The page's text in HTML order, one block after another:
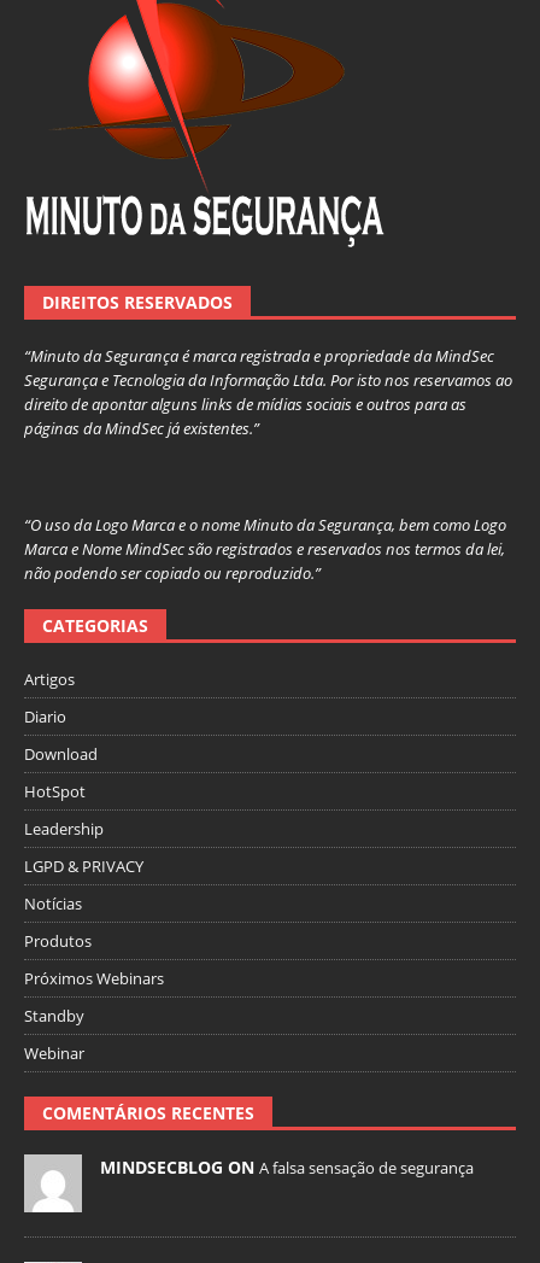
DIREITOS RESERVADOS
“Minuto da Segurança é marca registrada e propriedade da MindSec
Segurança e Tecnologia da Informação Ltda. Por isto nos reservamos ao
direito de apontar alguns links de mídias sociais e outros para as
páginas da MindSec já existentes.”
“O uso da Logo Marca e o nome Minuto da Segurança, bem como Logo
Marca e Nome MindSec são registrados e reservados nos termos da lei,
não podendo ser copiado ou reproduzido.”
CATEGORIAS
Artigos
Diario
Download
HotSpot
Leadership
LGPD & PRIVACY
Notícias
Produtos
Próximos Webinars
Standby
Webinar
COMENTÁRIOS RECENTES
MINDSECBLOG ON A falsa sensação de segurança